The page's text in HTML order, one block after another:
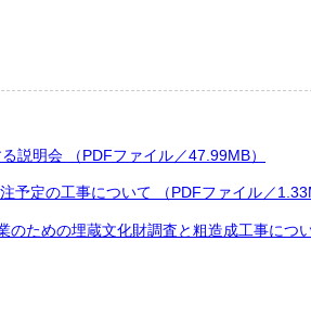
明会 （PDFファイル／47.99MB）
定の工事について （PDFファイル／
ための埋蔵文化財調査と粗造成工事につ